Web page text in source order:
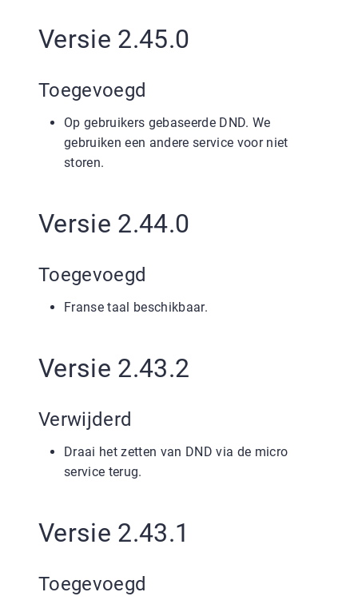
Versie 2.45.0
Toegevoegd
Op gebruikers gebaseerde DND. We
gebruiken een andere service voor niet
storen.
Versie 2.44.0
Toegevoegd
Franse taal beschikbaar.
Versie 2.43.2
Verwijderd
Draai het zetten van DND via de micro
service terug.
Versie 2.43.1
Toegevoegd